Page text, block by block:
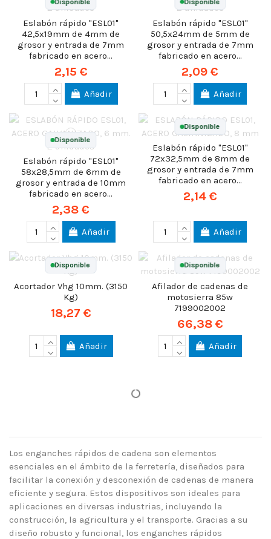
Eslabón rápido "ESL01"
42,5x19mm de 4mm de
grosor y entrada de 7mm
fabricado en acero...
2,15 €
Añadir
Eslabón rápido "ESL01"
50,5x24mm de 5mm de
grosor y entrada de 7mm
fabricado en acero...
2,09 €
Añadir
Disponible
Eslabón rápido "ESL01"
58x28,5mm de 6mm de
grosor y entrada de 10mm
fabricado en acero...
2,38 €
Añadir
Disponible
Eslabón rápido "ESL01"
72x32,5mm de 8mm de
grosor y entrada de 7mm
fabricado en acero...
2,14 €
Añadir
Disponible
Acortador Vhg 10mm. (3150
Kg)
18,27 €
Añadir
Disponible
Afilador de cadenas de
motosierra 85w
7199002002
66,38 €
Añadir
Los enganches rápidos de cadena son elementos
esenciales en el ámbito de la ferretería, diseñados para
facilitar la conexión y desconexión de cadenas de manera
eficiente y segura. Estos dispositivos son ideales para
aplicaciones en diversas industrias, incluyendo la
construcción, la agricultura y el transporte. Gracias a su
diseño robusto y funcional, los enganches rápidos